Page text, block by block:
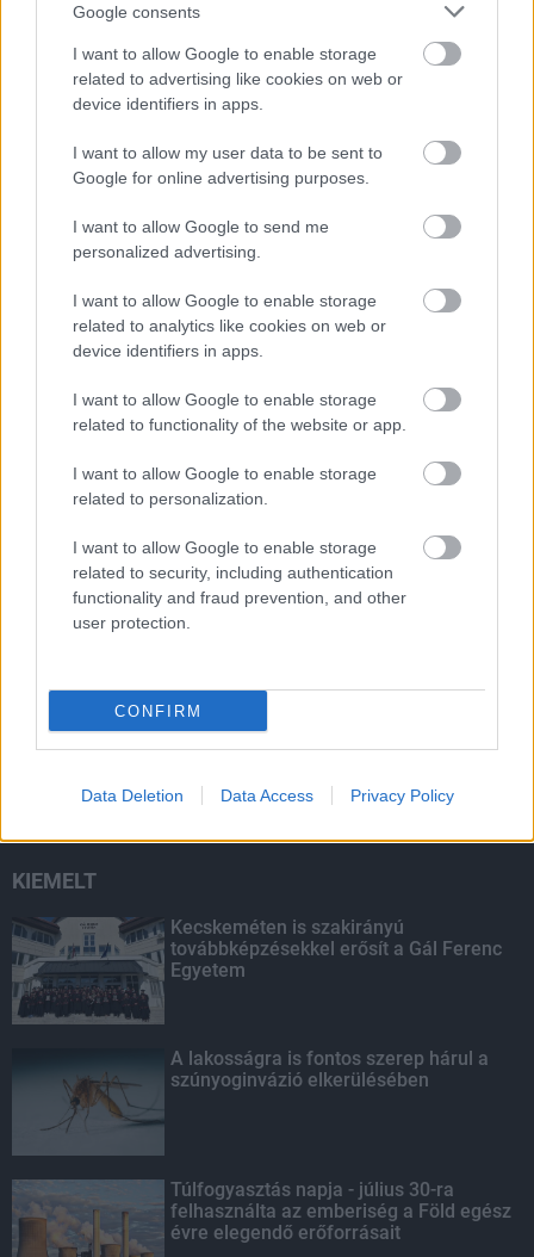
Google consents
I want to allow Google to enable storage
related to advertising like cookies on web or
device identifiers in apps.
I want to allow my user data to be sent to
Google for online advertising purposes.
I want to allow Google to send me
personalized advertising.
I want to allow Google to enable storage
related to analytics like cookies on web or
device identifiers in apps.
I want to allow Google to enable storage
related to functionality of the website or app.
I want to allow Google to enable storage
related to personalization.
I want to allow Google to enable storage
related to security, including authentication
functionality and fraud prevention, and other
user protection.
CONFIRM
Data Deletion Data Access Privacy Policy
termeléssel tehermentesíti a
villamosenergia-rendszert a STRABAG
HIRDETÉS
HIRDETÉS
HIRDETÉS
LEGOLVASOTTABB
Egyhetes országos ellenőrzést tart a
rendőrség a utakon
Mától jelentkezhetnek a kivitelezők a
háztartások napelemes és fűtési
rendszereit támogató pályázatra
Amire többmillióan vártunk: szombattól
másodfokúra csökken a riasztás
KIEMELT
Kecskeméten is szakirányú
továbbképzésekkel erősít a Gál Ferenc
Egyetem
A lakosságra is fontos szerep hárul a
szúnyoginvázió elkerülésében
Túlfogyasztás napja - július 30-ra
felhasználta az emberiség a Föld egész
évre elegendő erőforrásait